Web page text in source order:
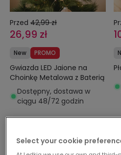
Przed 42,99 zł
26,99 zł
New PROMO
Gwiazda LED Jaione na
Choinkę Metalowa z Baterią
Dostępny, dostawa w
ciągu 48/72 godzin
Select your cookie